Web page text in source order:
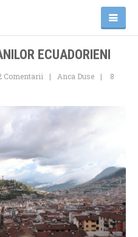
ECUADORIENI
Comentarii Anca Duse 8